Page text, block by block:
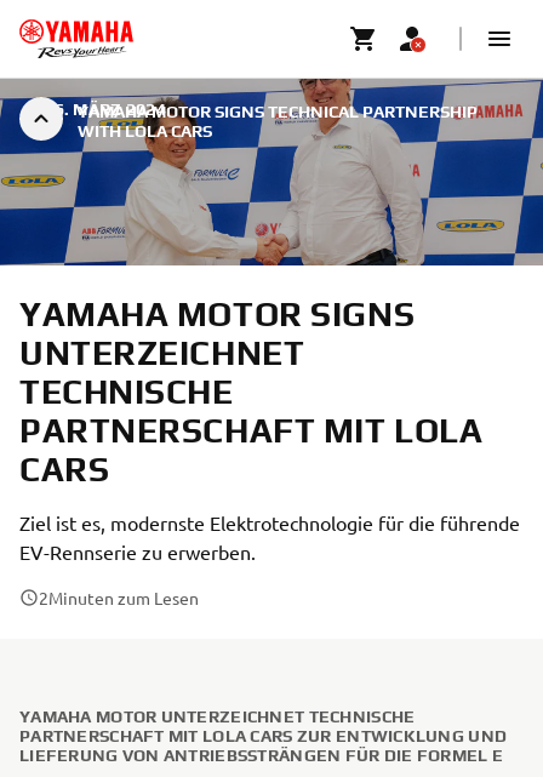
YAMAHA MOTOR SIGNS TECHNICAL PARTNERSHIP
WITH LOLA CARS
26. MÄRZ 2024
YAMAHA MOTOR SIGNS
UNTERZEICHNET
TECHNISCHE
PARTNERSCHAFT MIT LOLA
CARS
Ziel ist es, modernste Elektrotechnologie für die führende
EV-Rennserie zu erwerben.
2Minuten zum Lesen
YAMAHA MOTOR UNTERZEICHNET TECHNISCHE
PARTNERSCHAFT MIT LOLA CARS ZUR ENTWICKLUNG UND
LIEFERUNG VON ANTRIEBSSTRÄNGEN FÜR DIE FORMEL E